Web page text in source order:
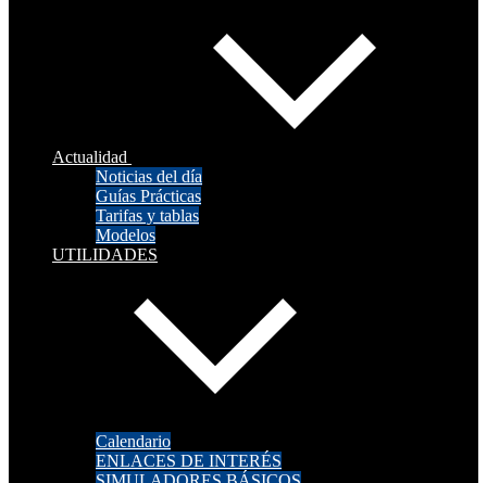
Actualidad
Noticias del día
Guías Prácticas
Tarifas y tablas
Modelos
UTILIDADES
Calendario
ENLACES DE INTERÉS